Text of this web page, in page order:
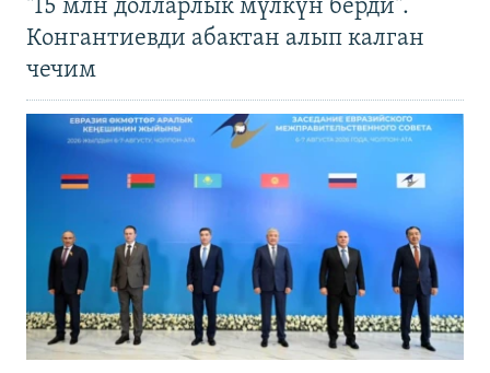
"15 млн долларлык мүлкүн берди".
Конгантиевди абактан алып калган
чечим